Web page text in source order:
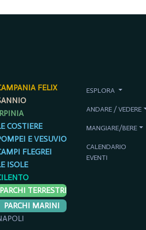
FELIX
COSTIERE
E VESUVIO
FLEGREI
ISOLE
PARCHI TERRESTRI
PARCHI MARINI
ESPLORA
ANDARE / VEDERE
MANGIARE/BERE
CALENDARIO
EVENTI